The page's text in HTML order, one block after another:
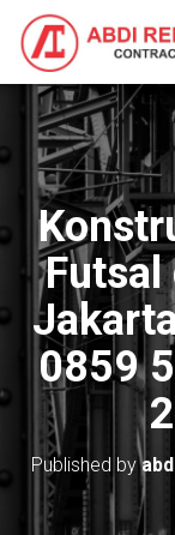
Futsal
0859
Published by